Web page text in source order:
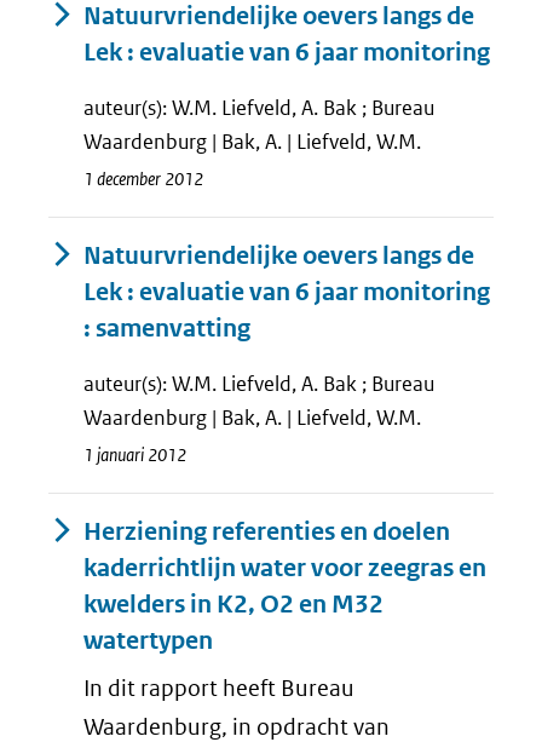
Natuurvriendelijke oevers langs de
Lek : evaluatie van 6 jaar monitoring
auteur(s): W.M. Liefveld, A. Bak ; Bureau
Waardenburg | Bak, A. | Liefveld, W.M.
1 december 2012
Natuurvriendelijke oevers langs de
Lek : evaluatie van 6 jaar monitoring
: samenvatting
auteur(s): W.M. Liefveld, A. Bak ; Bureau
Waardenburg | Bak, A. | Liefveld, W.M.
1 januari 2012
Herziening referenties en doelen
kaderrichtlijn water voor zeegras en
kwelders in K2, O2 en M32
watertypen
In dit rapport heeft Bureau
Waardenburg, in opdracht van